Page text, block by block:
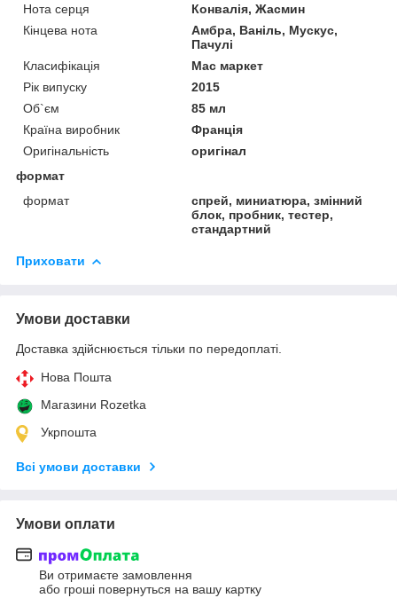
Нота серця
Конвалія, Жасмин
Кінцева нота
Амбра, Ваніль, Мускус,
Пачулі
Класифікація
Мас маркет
Рік випуску
2015
Об`єм
85 мл
Країна виробник
Франція
Оригінальність
оригінал
формат
формат
спрей, миниатюра, змінний
блок, пробник, тестер,
стандартний
Приховати
Умови доставки
Доставка здійснюється тільки по передоплаті.
Нова Пошта
Магазини Rozetka
Укрпошта
Всі умови доставки
Умови оплати
Ви отримаєте замовлення
або гроші повернуться на вашу картку